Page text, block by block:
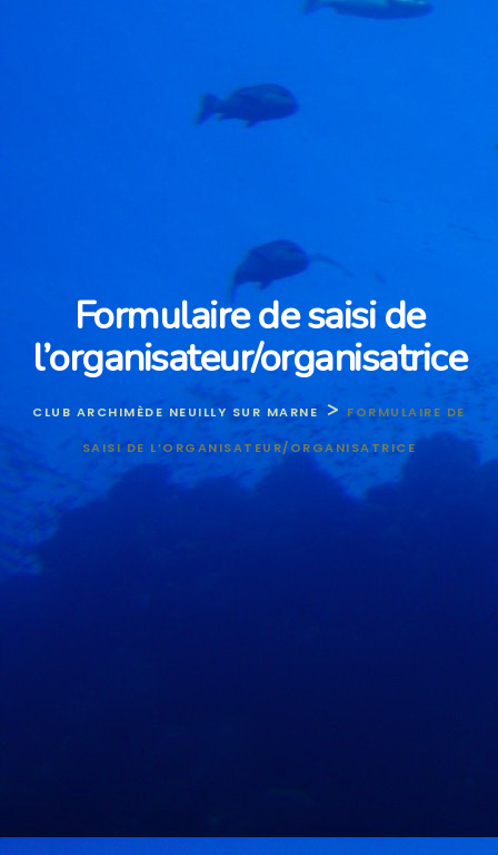
Formulaire de saisi de
l’organisateur/organisatrice
CLUB ARCHIMÈDE NEUILLY SUR MARNE > FORMULAIRE DE
SAISI DE L’ORGANISATEUR/ORGANISATRICE